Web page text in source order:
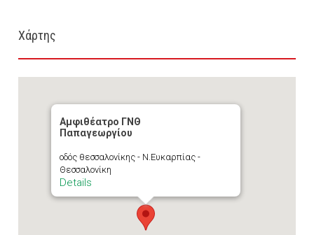
Χάρτης
Αμφιθέατρο ΓΝΘ
Παπαγεωργίου
οδός θεσσαλονίκης - Ν.Ευκαρπίας -
Θεσσαλονίκη
Details